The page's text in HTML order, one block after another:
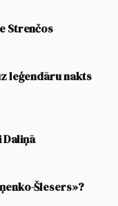
Strenčos
leģendāru nakts
Šlesers»?